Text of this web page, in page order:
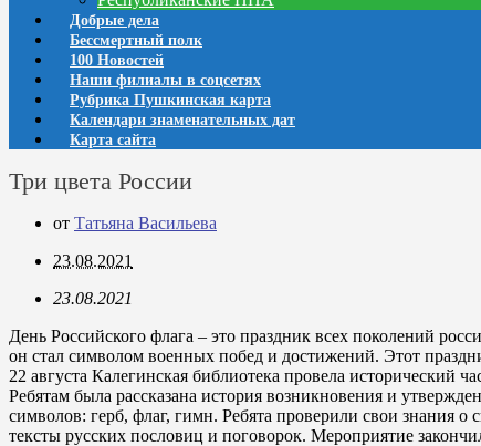
Добрые дела
Бессмертный полк
100 Новостей
Наши филиалы в соцсетях
Рубрика Пушкинская карта
Календари знаменательных дат
Карта сайта
Три цвета России
от Татьяна Васильева
23.08.2021
23.08.2021
День Российского флага – это праздник всех поколений
он стал символом военных побед и достижений. Этот
22 августа Калегинская библиотека провела
Ребятам была рассказана история возникновения и
символов: герб, флаг, гимн. Ребята проверили свои знания
тексты русских пословиц и поговорок. Мероприятие